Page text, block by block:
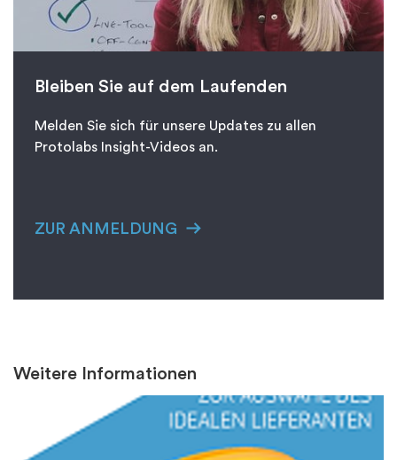
Bleiben Sie auf dem Laufenden
Melden Sie sich für unsere Updates zu allen
Protolabs Insight-Videos an.
ZUR ANMELDUNG
Weitere Informationen